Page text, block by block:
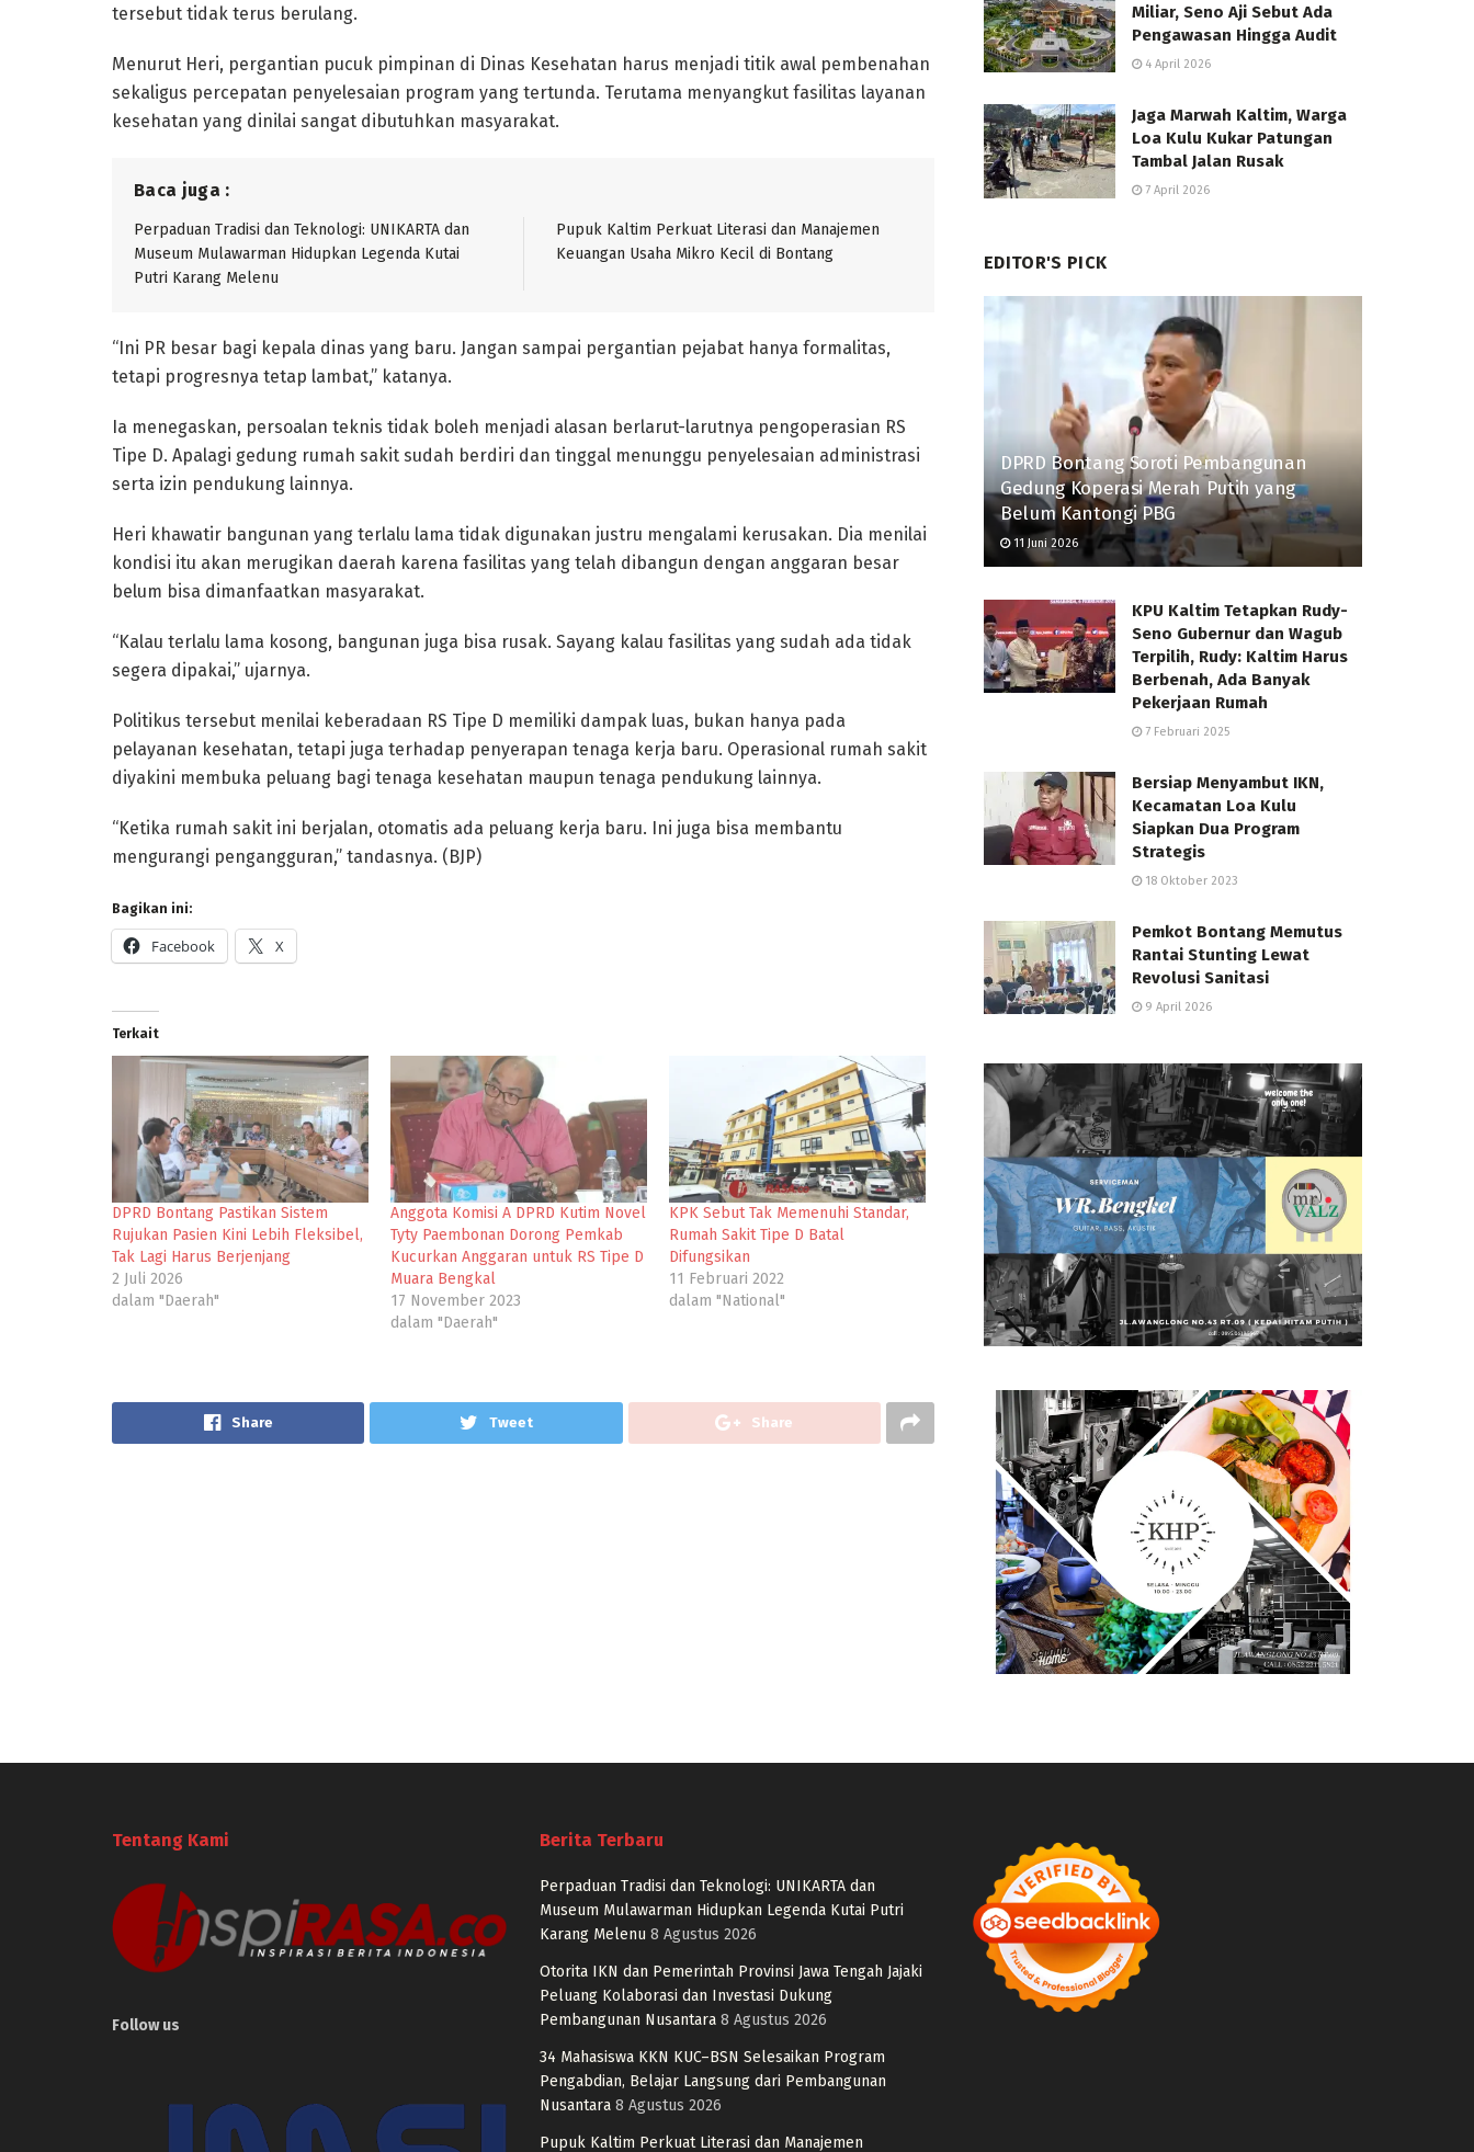
tersebut tidak terus berulang.
Menurut Heri, pergantian pucuk pimpinan di Dinas Kesehatan harus menjadi titik awal pembenahan
sekaligus percepatan penyelesaian program yang tertunda. Terutama menyangkut fasilitas layanan
kesehatan yang dinilai sangat dibutuhkan masyarakat.
Baca juga :
Perpaduan Tradisi dan Teknologi: UNIKARTA dan
Museum Mulawarman Hidupkan Legenda Kutai
Putri Karang Melenu
Pupuk Kaltim Perkuat Literasi dan Manajemen
Keuangan Usaha Mikro Kecil di Bontang
“Ini PR besar bagi kepala dinas yang baru. Jangan sampai pergantian pejabat hanya formalitas,
tetapi progresnya tetap lambat,” katanya.
Ia menegaskan, persoalan teknis tidak boleh menjadi alasan berlarut-larutnya pengoperasian RS
Tipe D. Apalagi gedung rumah sakit sudah berdiri dan tinggal menunggu penyelesaian administrasi
serta izin pendukung lainnya.
Heri khawatir bangunan yang terlalu lama tidak digunakan justru mengalami kerusakan. Dia menilai
kondisi itu akan merugikan daerah karena fasilitas yang telah dibangun dengan anggaran besar
belum bisa dimanfaatkan masyarakat.
“Kalau terlalu lama kosong, bangunan juga bisa rusak. Sayang kalau fasilitas yang sudah ada tidak
segera dipakai,” ujarnya.
Politikus tersebut menilai keberadaan RS Tipe D memiliki dampak luas, bukan hanya pada
pelayanan kesehatan, tetapi juga terhadap penyerapan tenaga kerja baru. Operasional rumah sakit
diyakini membuka peluang bagi tenaga kesehatan maupun tenaga pendukung lainnya.
“Ketika rumah sakit ini berjalan, otomatis ada peluang kerja baru. Ini juga bisa membantu
mengurangi pengangguran,” tandasnya. (BJP)
Bagikan ini:
Facebook X
Terkait
DPRD Bontang Pastikan Sistem
Rujukan Pasien Kini Lebih Fleksibel,
Tak Lagi Harus Berjenjang
2 Juli 2026
dalam "Daerah"
Anggota Komisi A DPRD Kutim Novel
Tyty Paembonan Dorong Pemkab
Kucurkan Anggaran untuk RS Tipe D
Muara Bengkal
17 November 2023
dalam "Daerah"
KPK Sebut Tak Memenuhi Standar,
Rumah Sakit Tipe D Batal
Difungsikan
11 Februari 2022
dalam "National"
Share Tweet Share
Miliar, Seno Aji Sebut Ada
Pengawasan Hingga Audit
4 April 2026
Jaga Marwah Kaltim, Warga
Loa Kulu Kukar Patungan
Tambal Jalan Rusak
7 April 2026
EDITOR'S PICK
DPRD Bontang Soroti Pembangunan
Gedung Koperasi Merah Putih yang
Belum Kantongi PBG
11 Juni 2026
KPU Kaltim Tetapkan Rudy-
Seno Gubernur dan Wagub
Terpilih, Rudy: Kaltim Harus
Berbenah, Ada Banyak
Pekerjaan Rumah
7 Februari 2025
Bersiap Menyambut IKN,
Kecamatan Loa Kulu
Siapkan Dua Program
Strategis
18 Oktober 2023
Pemkot Bontang Memutus
Rantai Stunting Lewat
Revolusi Sanitasi
9 April 2026
Tentang Kami
Follow us
Berita Terbaru
Perpaduan Tradisi dan Teknologi: UNIKARTA dan
Museum Mulawarman Hidupkan Legenda Kutai Putri
Karang Melenu 8 Agustus 2026
Otorita IKN dan Pemerintah Provinsi Jawa Tengah Jajaki
Peluang Kolaborasi dan Investasi Dukung
Pembangunan Nusantara 8 Agustus 2026
34 Mahasiswa KKN KUC–BSN Selesaikan Program
Pengabdian, Belajar Langsung dari Pembangunan
Nusantara 8 Agustus 2026
Pupuk Kaltim Perkuat Literasi dan Manajemen